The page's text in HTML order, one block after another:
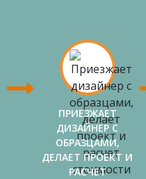
ПРИЕЗЖАЕТ
ДИЗАЙНЕР С
ОБРАЗЦАМИ,
ДЕЛАЕТ ПРОЕКТ И
РАСЧЕТ